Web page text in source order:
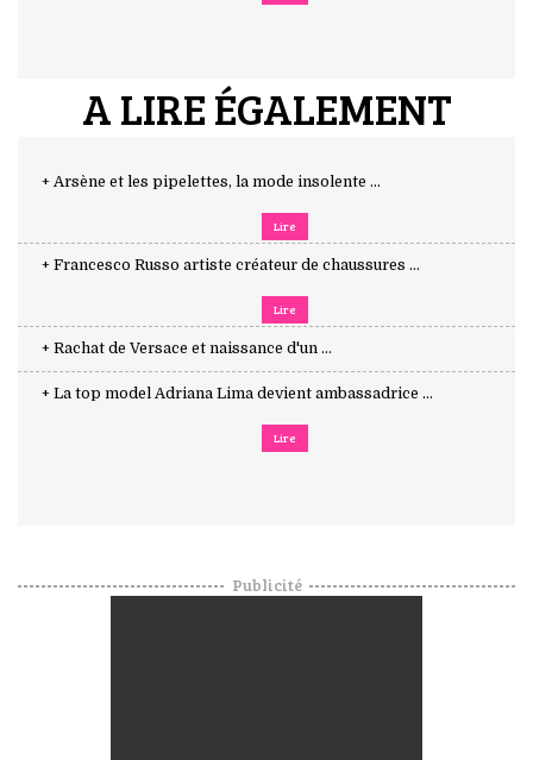
A LIRE ÉGALEMENT
+ Arsène et les pipelettes, la mode insolente ...
Lire
+ Francesco Russo artiste créateur de chaussures ...
Lire
+ Rachat de Versace et naissance d'un ...
+ La top model Adriana Lima devient ambassadrice ...
Lire
Publicité